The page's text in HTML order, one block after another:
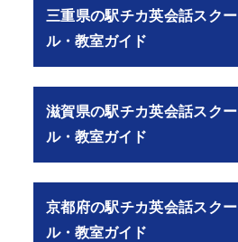
三重県の駅チカ英会話スクー
ル・教室ガイド
滋賀県の駅チカ英会話スクー
ル・教室ガイド
京都府の駅チカ英会話スクー
ル・教室ガイド